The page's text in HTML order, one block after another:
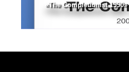
«The Completionist